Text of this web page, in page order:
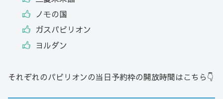
ノモの国
ガスパビリオン
ヨルダン
それぞれのパビリオンの当日予約枠の開放時間はこちら👇